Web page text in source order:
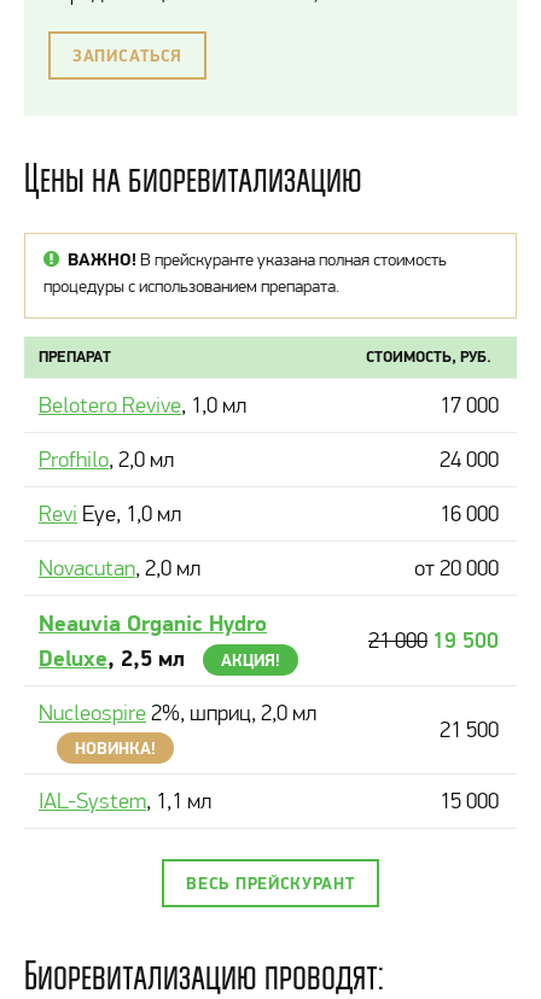
ЗАПИСАТЬСЯ
Цены на биоревитализацию
ВАЖНО! В прейскуранте указана полная стоимость
процедуры с использованием препарата.
ПРЕПАРАТ СТОИМОСТЬ, РУБ.
Belotero Revive, 1,0 мл 17 000
Profhilo, 2,0 мл 24 000
Revi Eye, 1,0 мл 16 000
Novacutan, 2,0 мл от 20 000
Neauvia Organic Hydro
Deluxe, 2,5 мл АКЦИЯ!
21 000 19 500
Nucleospire2%, шприц, 2,0 мл
НОВИНКА!
21 500
IAL-System, 1,1 мл 15 000
ВЕСЬ ПРЕЙСКУРАНТ
Биоревитализацию проводят: